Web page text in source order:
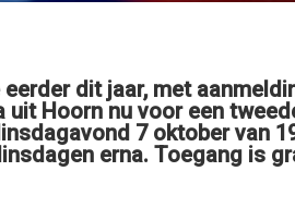
dit jaar, met
Hoorn nu voor een
7 oktober van
erna. Toegang is